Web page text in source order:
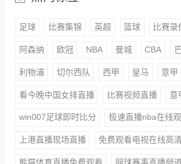
足球 比赛集锦 英超 篮球 比赛录
阿森纳 欧冠 NBA 曼城 CBA
利物浦 切尔西队 西甲 皇马 意甲
看今晚中国女排直播 比赛视频直播 意
win007足球即时比分 极速直播nba在线
上港直播现场直播 免费观看电视在线高